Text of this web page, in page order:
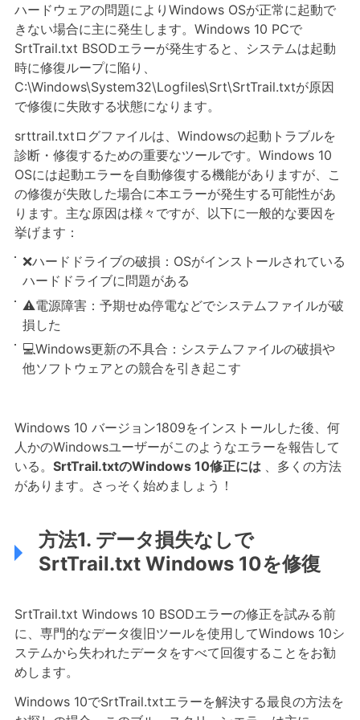
ハードウェアの問題によりWindows OSが正常に起動で
きない場合に主に発生します。Windows 10 PCで
SrtTrail.txt BSODエラーが発生すると、システムは起動
時に修復ループに陥り、
C:\Windows\System32\Logfiles\Srt\SrtTrail.txtが原因
で修復に失敗する状態になります。
srttrail.txtログファイルは、Windowsの起動トラブルを
診断・修復するための重要なツールです。Windows 10
OSには起動エラーを自動修復する機能がありますが、こ
の修復が失敗した場合に本エラーが発生する可能性があ
ります。主な原因は様々ですが、以下に一般的な要因を
挙げます：
❌ハードドライブの破損：OSがインストールされている
ハードドライブに問題がある
⚠️電源障害：予期せぬ停電などでシステムファイルが破
損した
💻Windows更新の不具合：システムファイルの破損や
他ソフトウェアとの競合を引き起こす
Windows 10 バージョン1809をインストールした後、何
人かのWindowsユーザーがこのようなエラーを報告して
いる。 SrtTrail.txtのWindows 10修正には 、多くの方法
があります。さっそく始めましょう！
方法1. データ損失なしで
SrtTrail.txt Windows 10を修復
SrtTrail.txt Windows 10 BSODエラーの修正を試みる前
に、専門的なデータ復旧ツールを使用してWindows 10シ
ステムから失われたデータをすべて回復することをお勧
めします。
Windows 10でSrtTrail.txtエラーを解決する最良の方法を